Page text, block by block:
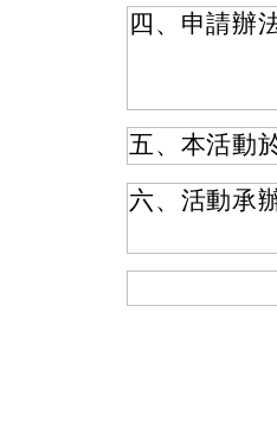
四、申請辦
五、本活動
六、活動承